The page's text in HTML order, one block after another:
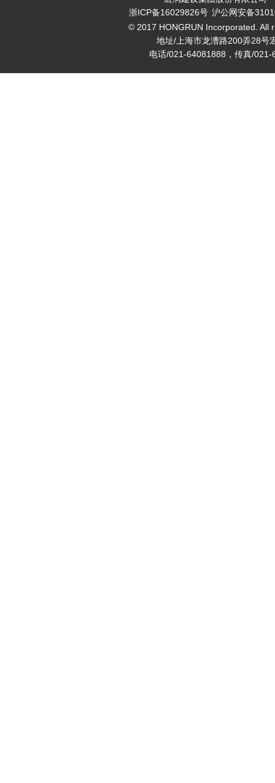
浙ICP备16029826号 沪公网安备
© 2017 HONGRUN Incorporated. All
地址/上海市龙漕路200弄28号
电话/021-64081888，传真/021-